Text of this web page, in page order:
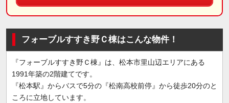
フォーブルすすき野Ｃ棟はこんな物件！
『フォーブルすすき野Ｃ棟』は、松本市里山辺エリアにある
1991年築の2階建てです。
『松本駅』からバスで5分の『松南高校前停』から徒歩20分のと
ころに立地しています。